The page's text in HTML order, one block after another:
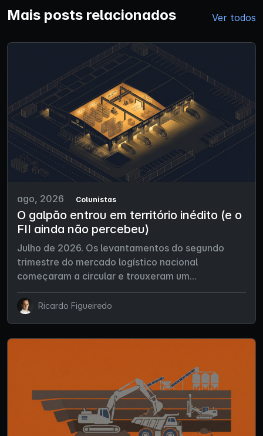
Mais posts relacionados Ver todos
ago, 2026 Colunistas
O galpão entrou em território inédito (e o
FII ainda não percebeu)
Julho de 2026. Os levantamentos do segundo
trimestre do mercado logístico nacional
começaram a circular e trouxeram um...
Ricardo Figueiredo